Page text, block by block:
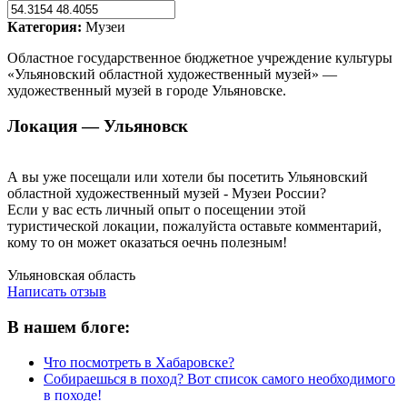
Категория: Музеи
Областное государственное бюджетное учреждение культуры
«Ульяновский областной художественный музей» —
художественный музей в городе Ульяновске.
Локация — Ульяновск
А вы уже посещали или хотели бы посетить Ульяновский
областной художественный музей - Музеи России?
Если у вас есть личный опыт о посещении этой
туристической локации, пожалуйста оставьте комментарий,
кому то он может оказаться оечнь полезным!
Ульяновская область
Написать отзыв
В нашем блоге:
Что посмотреть в Хабаровске?
Собираешься в поход? Вот список самого необходимого
в походе!